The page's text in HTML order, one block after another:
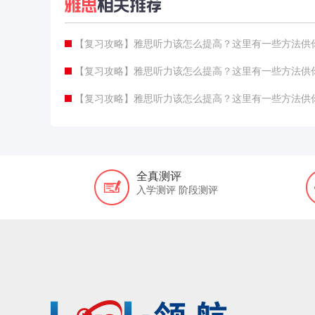
【复习攻略】雅思听力该怎么提高？这里有一些方法供
【复习攻略】雅思听力该怎么提高？这里有一些方法供
【复习攻略】雅思听力该怎么提高？这里有一些方法供
全真测评
入学测评 阶段测评